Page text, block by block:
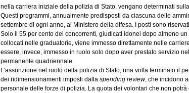
nella carriera iniziale della polizia di Stato, vengano determinati
Questi programmi, annualmente predisposti da ciascuna delle
settembre di ogni anno, al Ministero della difesa. I posti sono
Solo il 55 per cento dei concorrenti, giudicati idonei dopo almeno
collocati nelle graduatorie, viene immesso direttamente nelle
essere, invece, immesso in ruolo solo dopo aver prestato servizio
permanente quadriennale.
L'assunzione nel ruolo della polizia di Stato, una volta terminato il
dei ridimensionamenti imposti dalla spending review, che incidono
personale delle forze di polizia. La quota dei volontari che non